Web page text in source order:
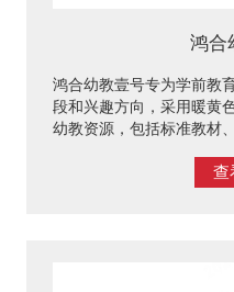
鸿合
鸿合幼教壹号专为学前教
段和兴趣方向，采用暖黄
幼教资源，包括标准教材
查